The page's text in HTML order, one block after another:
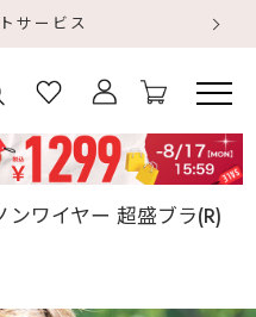
返送料無料
ワイヤー 超盛ブラ(R)